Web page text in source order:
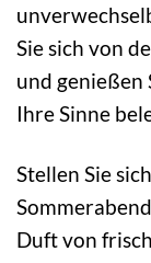
Sie sich von
und genießen
Ihre Sinne
Stellen Sie
Duft von